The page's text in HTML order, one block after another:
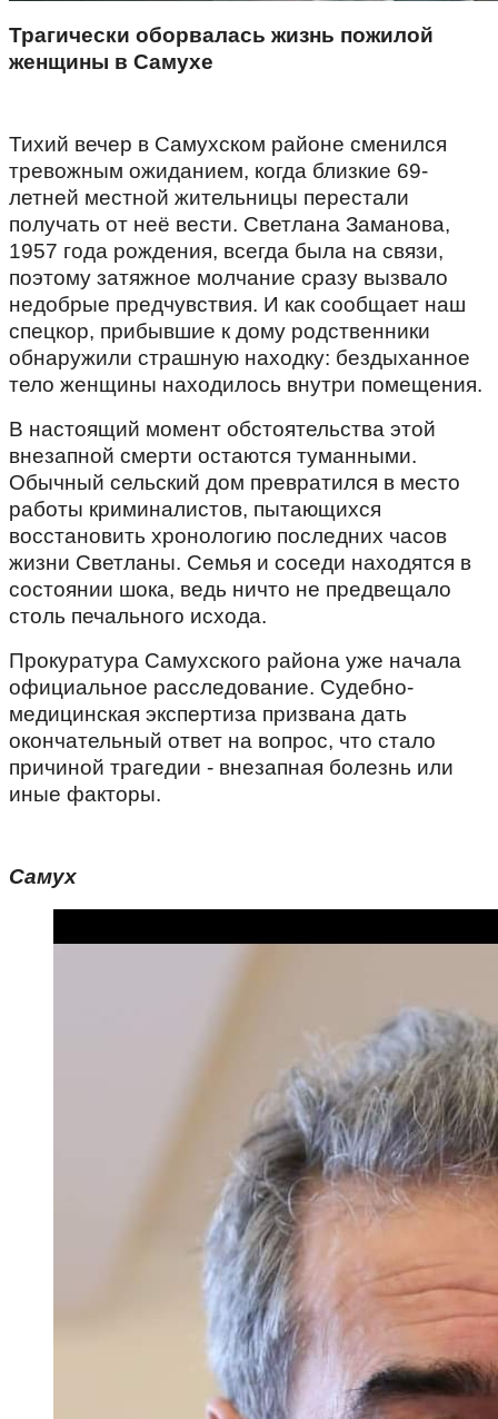
Трагически оборвалась жизнь пожилой
женщины в Самухе
Тихий вечер в Самухском районе сменился
тревожным ожиданием, когда близкие 69-
летней местной жительницы перестали
получать от неё вести. Светлана Заманова,
1957 года рождения, всегда была на связи,
поэтому затяжное молчание сразу вызвало
недобрые предчувствия. И как сообщает наш
спецкор, прибывшие к дому родственники
обнаружили страшную находку: бездыханное
тело женщины находилось внутри помещения.
В настоящий момент обстоятельства этой
внезапной смерти остаются туманными.
Обычный сельский дом превратился в место
работы криминалистов, пытающихся
восстановить хронологию последних часов
жизни Светланы. Семья и соседи находятся в
состоянии шока, ведь ничто не предвещало
столь печального исхода.
Прокуратура Самухского района уже начала
официальное расследование. Судебно-
медицинская экспертиза призвана дать
окончательный ответ на вопрос, что стало
причиной трагедии - внезапная болезнь или
иные факторы.
Самух